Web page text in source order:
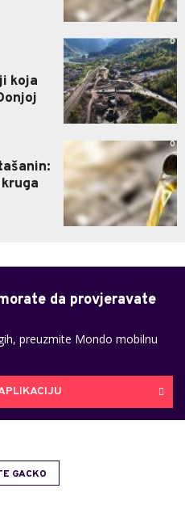
koja
0
0
da provjeravate
preuzmite Mondo mobilnu
GACKO